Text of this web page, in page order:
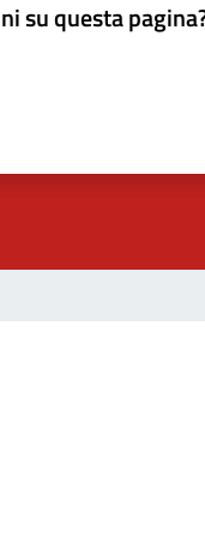
su questa